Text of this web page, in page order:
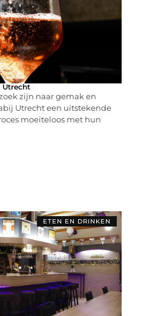
Utrecht
zijn naar gemak en
Utrecht een uitstekende
moeiteloos met hun
ETEN EN DRINKEN